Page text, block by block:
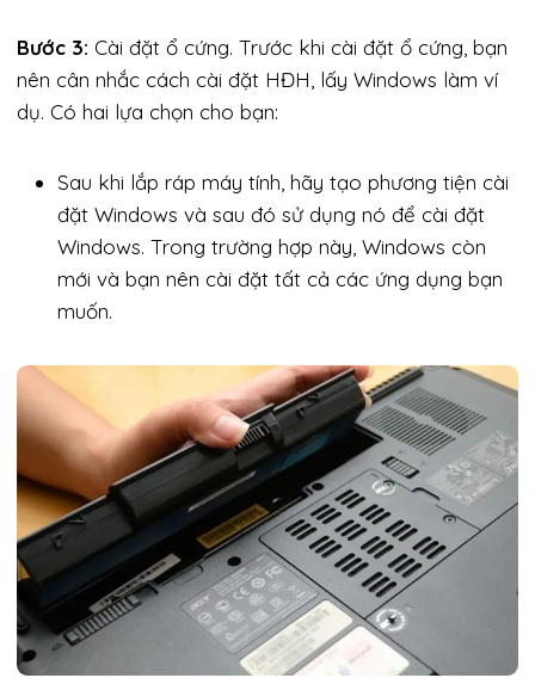
Bước 3: Cài đặt ổ cứng. Trước khi cài đặt ổ cứng, bạn
nên cân nhắc cách cài đặt HĐH, lấy Windows làm ví
dụ. Có hai lựa chọn cho bạn:
Sau khi lắp ráp máy tính, hãy tạo phương tiện cài
đặt Windows và sau đó sử dụng nó để cài đặt
Windows. Trong trường hợp này, Windows còn
mới và bạn nên cài đặt tất cả các ứng dụng bạn
muốn.